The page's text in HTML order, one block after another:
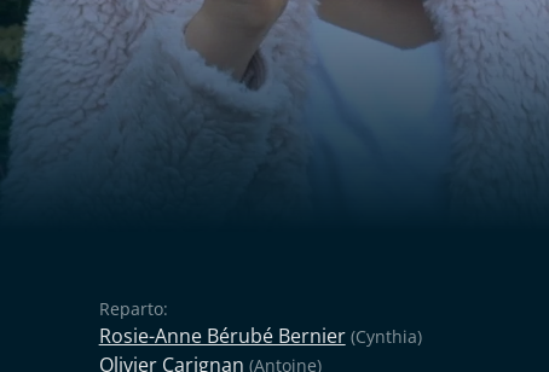
Reparto:
Rosie-Anne Bérubé Bernier(Cynthia)
Olivier Carignan (Antoine)